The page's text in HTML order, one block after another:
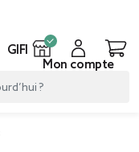
GIFI
Mon compte